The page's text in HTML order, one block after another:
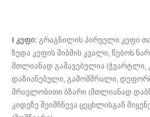
I კეფი: გრაგნილის პირველი კეფი
ზედა კეფის მიბმის კვალი, წებოს
მთლიანად გაშავებულია (ჭვარტლი,
დაზიანებული, გამომშრალი,
მრავლობითი ბზარი (მთლიანად
კიდეზე შეიმჩნევა ცეცხლისგან